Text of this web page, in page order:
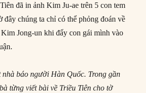
đã in ảnh Kim Ju-ae trên 5 con tem
đây chúng ta chỉ có thể phỏng đoán về
Jong-un khi đẩy con gái mình vào
nhà báo người Hàn Quốc. Trong gần
từng viết bài về Triều Tiên cho tờ